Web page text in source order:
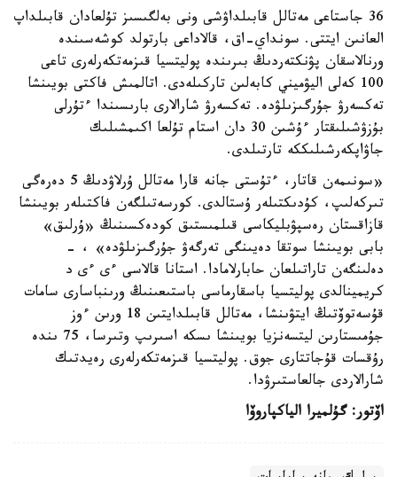
36 جاستاعى مەتالل قابىلداۋشى ونى بەلگىسىز تۇلعادان قابىلداپ
العانىن ايتتى. سونداي-اق، قالاداعى بارتولد كوشەسىندە
ورنالاسقان پۋنكتەردىڭ بىرىندە پوليتسيا قىزمەتكەرلەرى تاعى
100 كەلى اليۋميني كابەلىن تاركىلەدى. اتالمىش فاكتى بويىنشا
تەكسەرۋ جۇرگىزىلۋدە. تەكسەرۋ شارالارى بارىسىندا ءتۇرلى
بۇزۋشىلىقتار ءۇشىن 30 دان استام تۇلعا اكىمشىلىك
جاۋاپكەرشىلىككە تارتىلدى.
«سونىمەن قاتار، ءتۇستى جانە قارا مەتالل ۇرلاۋدىڭ 5 دەرەگى
تىركەلىپ، كۇدىكتىلەر ۇستالدى. كورسەتىلگەن فاكتىلەر بويىنشا
قازاقستان رەسپۋبليكاسى قىلمىستىق كودەكسىنىڭ «ۇرلىق»
بابى بويىنشا سوتقا دەيىنگى تەرگەۋ جۇرگىزىلۋدە» ، -
دەلىنگەن تاراتىلعان حابارلامادا. استانا قالاسى ءى ءى د
كريمينالدى پوليتسيا باسقارماسى باستىعىنىڭ ورىنباسارى سامات
قۇسەتوۆتىڭ ايتۋىنشا، مەتالل قابىلدايتىن 18 ورىن ءوز
جۇمىستارىن ليتسەنزيا بويىنشا ىسكە اسىرىپ وتىرسا، 75 ىندە
رۇقسات قۇجاتتارى جوق. پوليتسيا قىزمەتكەرلەرى رەيدتىك
شارالاردى جالعاستىرۋدا.
اۆتور: گۇلميرا الياكپاروۆا